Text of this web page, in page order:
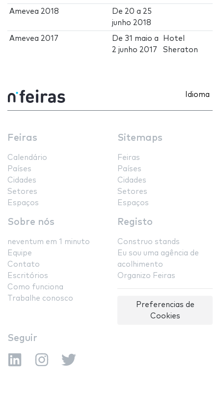
Amevea 2018 De 20 a 25
junho 2018
Amevea 2017 De 31 maio a
2 junho 2017
Hotel
Sheraton
Idioma
Feiras
Calendário
Países
Cidades
Setores
Espaços
Sitemaps
Feiras
Países
Cidades
Setores
Espaços
Sobre nós
neventum em 1 minuto
Equipe
Contato
Escritórios
Como funciona
Trabalhe conosco
Registo
Construo stands
Eu sou uma agência de
acolhimento
Organizo Feiras
Preferencias de
Cookies
Seguir